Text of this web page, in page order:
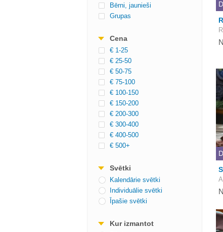
Bērni, jaunieši
Grupas
Cena
€ 1-25
€ 25-50
€ 50-75
€ 75-100
€ 100-150
€ 150-200
€ 200-300
€ 300-400
€ 400-500
€ 500+
Svētki
Kalendārie svētki
Individuālie svētki
Īpašie svētki
Kur izmantot